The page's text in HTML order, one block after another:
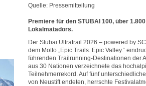
Quelle: Pressemitteilung
Premiere für den STUBAI 100, über
Lokalmatadors.
Der Stubai Ultratrail 2026 – powered by
dem Motto „Epic Trails. Epic Valley.“
führenden Trailrunning-Destinationen der
aus 30 Nationen verzeichnete das
Teilnehmerrekord. Auf fünf
von Neustift endeten, herrschte